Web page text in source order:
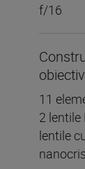
f/16
obiectiv
11
2 lentile
lentile